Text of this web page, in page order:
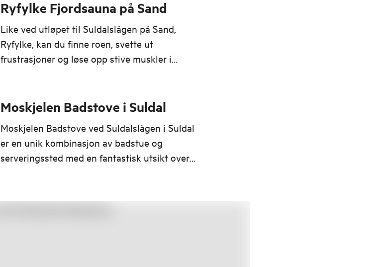
Ryfylke Fjordsauna på Sand
Like ved utløpet til Suldalslågen på Sand,
Ryfylke, kan du finne roen, svette ut
frustrasjoner og løse opp stive muskler i
Moskjelen Badstove i Suldal
Moskjelen Badstove ved Suldalslågen i Suldal
er en unik kombinasjon av badstue og
serveringssted med en fantastisk utsikt over